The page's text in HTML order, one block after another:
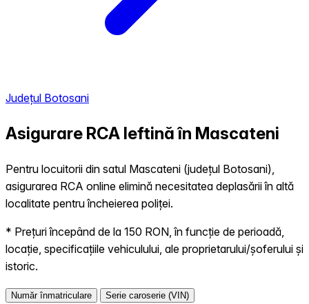
Județul Botosani
Asigurare RCA Ieftină în Mascateni
Pentru locuitorii din satul Mascateni (județul Botosani),
asigurarea RCA online elimină necesitatea deplasării în altă
localitate pentru încheierea poliței.
* Prețuri începând de la 150 RON, în funcție de perioadă,
locație, specificațiile vehiculului, ale proprietarului/șoferului și
istoric.
Număr înmatriculare Serie caroserie (VIN)